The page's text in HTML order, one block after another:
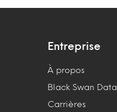
Entreprise
À propos
Black Swan Data
Carrières